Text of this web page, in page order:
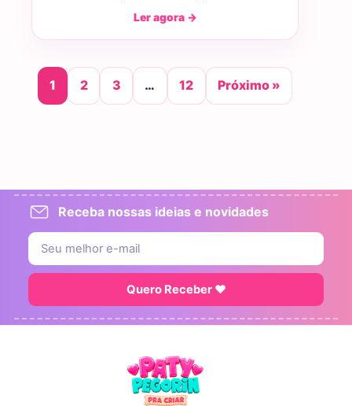
Ler agora →
1 2 3 … 12 Próximo »
Receba nossas ideias e novidades
Quero Receber ♥